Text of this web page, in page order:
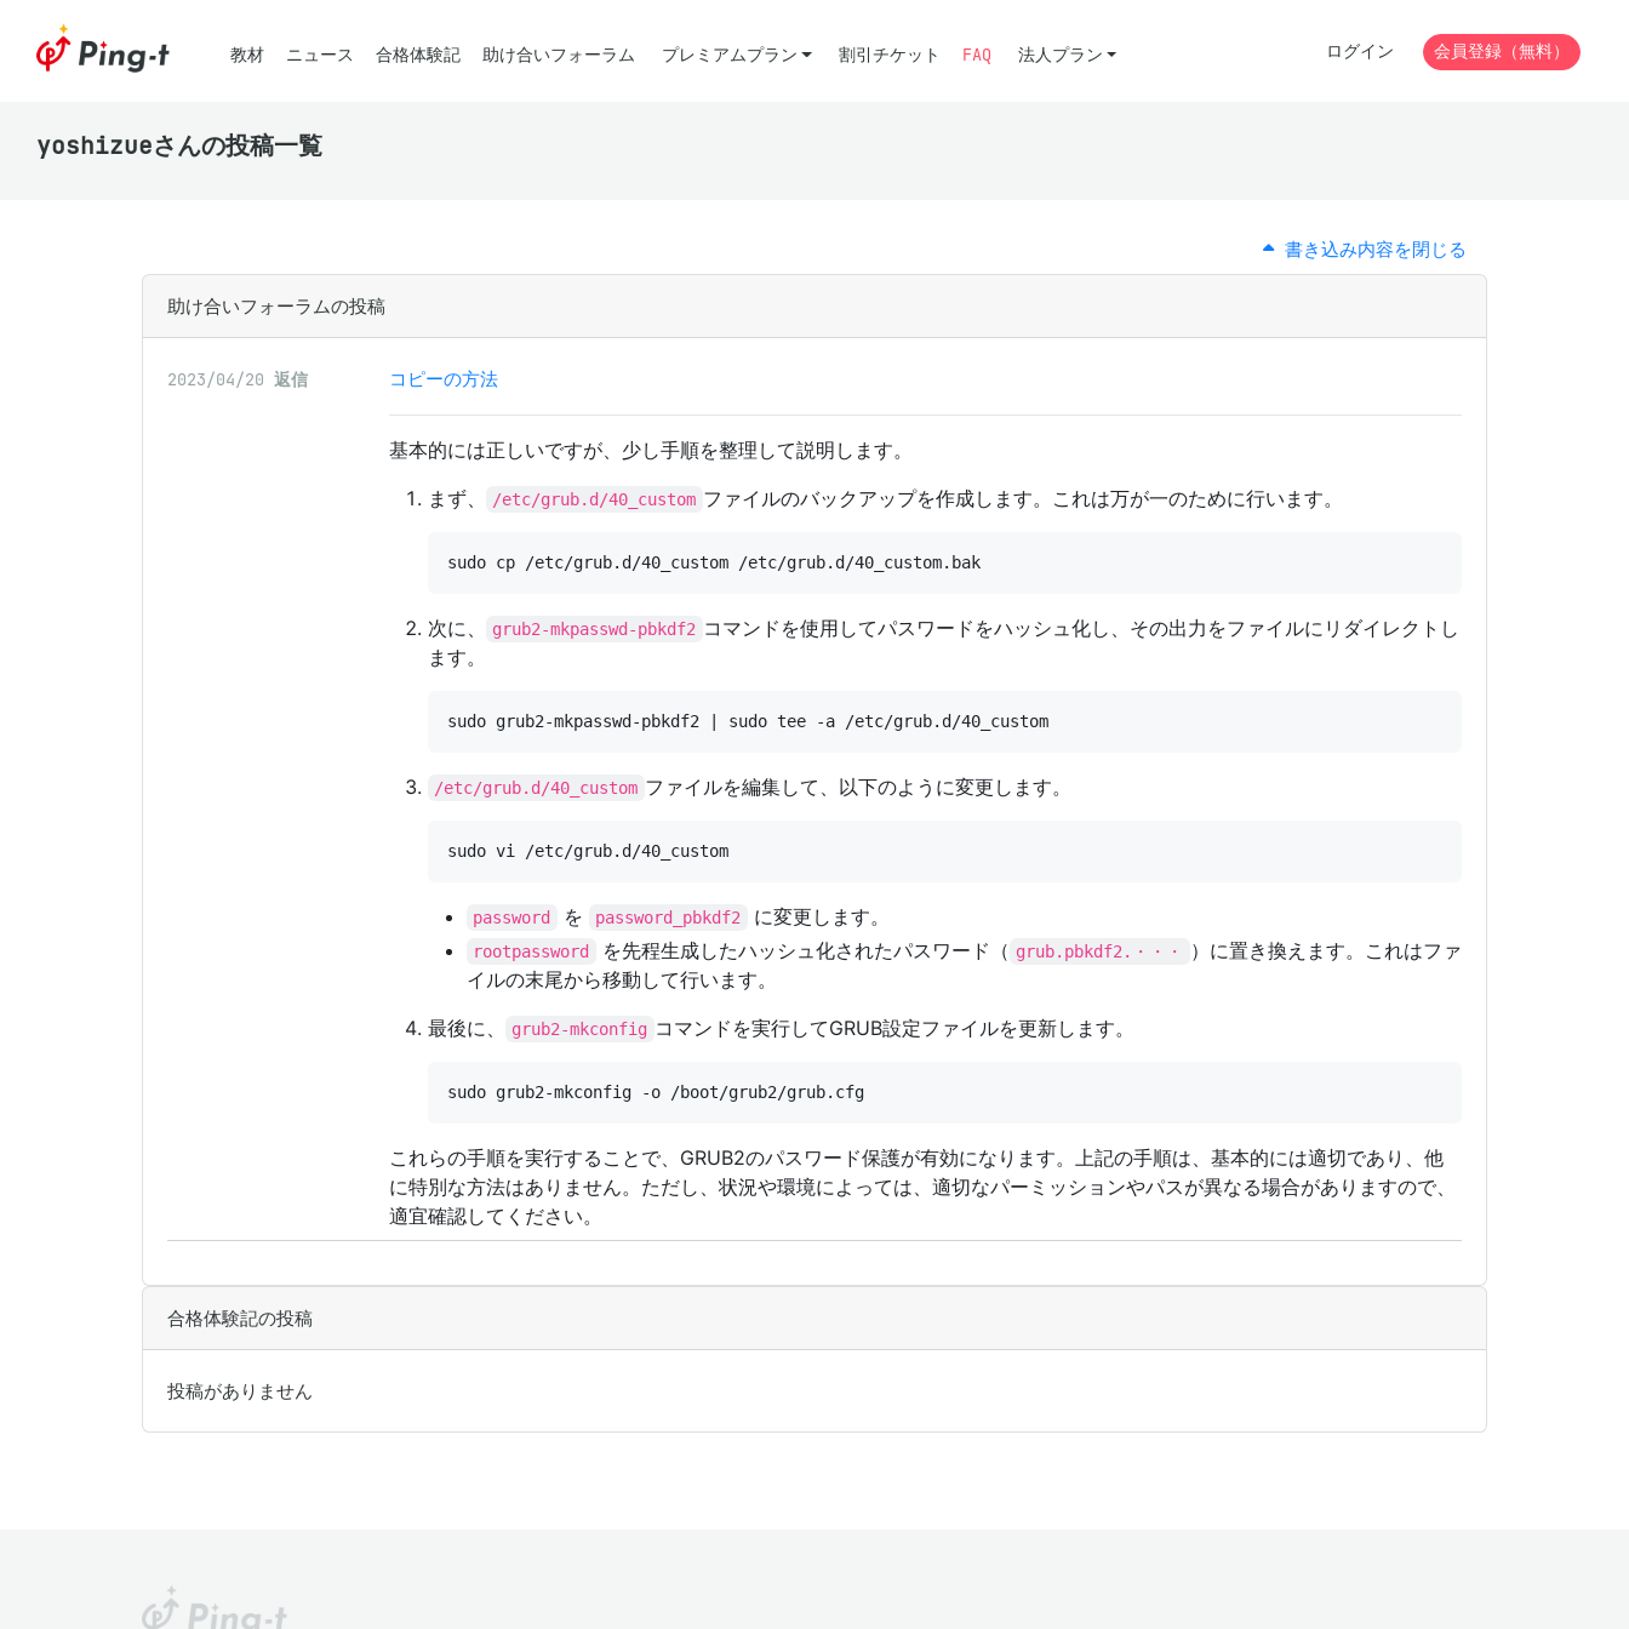
教材 ニュース 合格体験記 助け合いフォーラム プレミアムプラン 割引チケット FAQ 法人プラン ログイン 会員登録（無料）
yoshizueさんの投稿一覧
書き込み内容を閉じる
助け合いフォーラムの投稿
2023/04/20 返信 コピーの方法
基本的には正しいですが、少し手順を整理して説明します。
まず、
/etc/grub.d/40_custom ファイルのバックアップを作成します。これは万が一のために行います。
次に、 grub2-mkpasswd-pbkdf2 コマンドを使用してパスワードをハッシュ化し、その出力をファイルにリダイレクトし
ます。
/etc/grub.d/40_custom ファイルを編集して、以下のように変更します。
password を password_pbkdf2 に変更します。
rootpassword を先程生成したハッシュ化されたパスワード（ grub.pbkdf2.・・・
）に置き換えます。これはファ
イルの末尾から移動して行います。
最後に、
grub2-mkconfig コマンドを実行してGRUB設定ファイルを更新します。
これらの手順を実行することで、GRUB2のパスワード保護が有効になります。上記の手順は、基本的には適切であり、他
に特別な方法はありません。ただし、状況や環境によっては、適切なパーミッションやパスが異なる場合がありますので、
適宜確認してください。
合格体験記の投稿
投稿がありません